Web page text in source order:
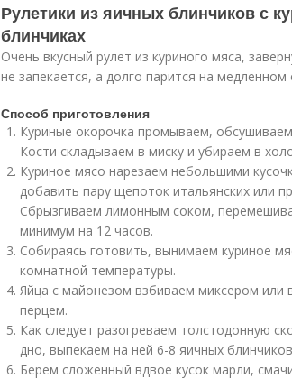
Рулетики из яичных блинчиков с
блинчиках
Очень вкусный рулет из куриного мяса,
не запекается, а долго парится на
Способ приготовления
Куриные окорочка промываем,
Кости складываем в миску и убираем в
Куриное мясо нарезаем небольшими
добавить пару щепоток итальянских или
Сбрызгиваем лимонным соком,
минимум на 12 часов.
Собираясь готовить, вынимаем куриное
комнатной температуры.
Яйца с майонезом взбиваем миксером
перцем.
Как следует разогреваем толстодонную
дно, выпекаем на ней 6-8 яичных
Берем сложенный вдвое кусок марли,